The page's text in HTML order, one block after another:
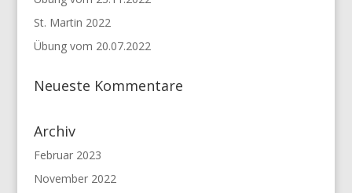
St. Martin 2022
Übung vom 20.07.2022
Neueste Kommentare
Archiv
Februar 2023
November 2022